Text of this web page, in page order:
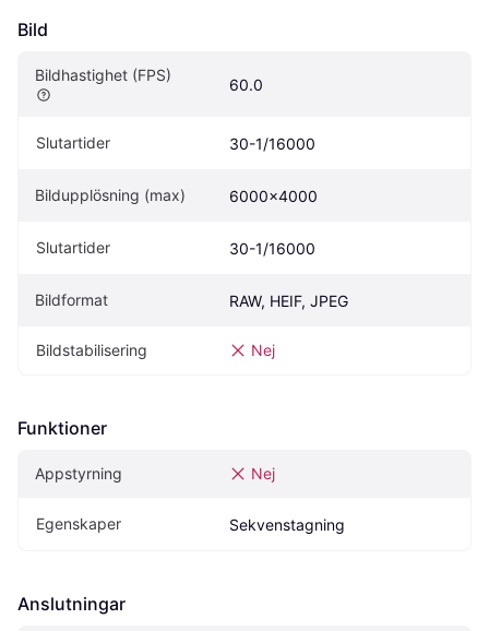
Bild
Bildhastighet (FPS)
60.0
Slutartider 30-1/16000
Bildupplösning (max) 6000x4000
Slutartider 30-1/16000
Bildformat RAW, HEIF, JPEG
Bildstabilisering Nej
Funktioner
Appstyrning Nej
Egenskaper Sekvenstagning
Anslutningar